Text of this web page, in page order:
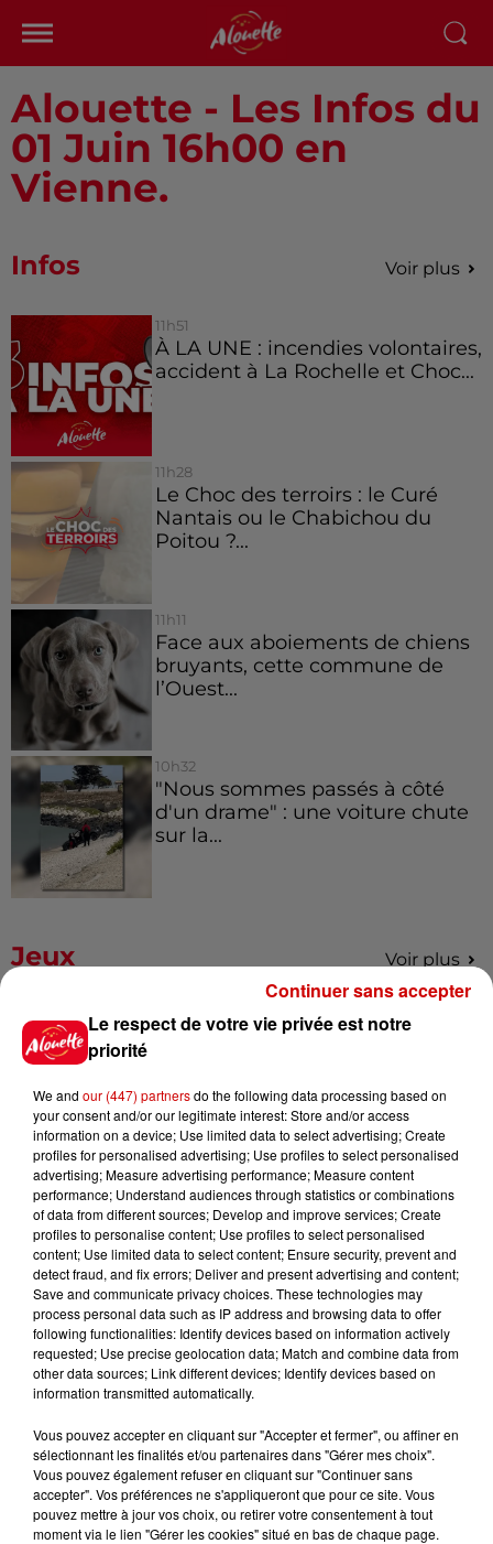
Alouette - Les Infos du
01 Juin 16h00 en
Vienne.
Infos Voir plus
11h51
À LA UNE : incendies volontaires,
accident à La Rochelle et Choc...
11h28
Le Choc des terroirs : le Curé
Nantais ou le Chabichou du
Poitou ?...
11h11
Face aux aboiements de chiens
bruyants, cette commune de
l’Ouest...
10h32
"Nous sommes passés à côté
d'un drame" : une voiture chute
sur la...
Jeux Voir plus
Gagnez vos places pour
l'événement Ride the Show à
Gagnez vos places pour le
festival Marché Gourmand 2026
à Coulon !
Le Duel - Gagnez vos entrées
pour l'un des zoos de nos
régions !
Destination Vacances - Gagnez
votre séjour en famille au cœur
de la...
Le respect de votre vie privée est notre
priorité
We and our (447) partnersdo the following data processing based on
your consent and/or our legitimate interest: Store and/or access
information on a device; Use limited data to select advertising; Create
profiles for personalised advertising; Use profiles to select personalised
advertising; Measure advertising performance; Measure content
performance; Understand audiences through statistics or combinations
of data from different sources; Develop and improve services; Create
profiles to personalise content; Use profiles to select personalised
content; Use limited data to select content; Ensure security, prevent and
detect fraud, and fix errors; Deliver and present advertising and content;
Save and communicate privacy choices. These technologies may
process personal data such as IP address and browsing data to offer
following functionalities: Identify devices based on information actively
requested; Use precise geolocation data; Match and combine data from
other data sources; Link different devices; Identify devices based on
information transmitted automatically.
Vous pouvez accepter en cliquant sur "Accepter et fermer", ou affiner en
sélectionnant les finalités et/ou partenaires dans "Gérer mes choix".
Vous pouvez également refuser en cliquant sur "Continuer sans
accepter". Vos préférences ne s'appliqueront que pour ce site. Vous
pouvez mettre à jour vos choix, ou retirer votre consentement à tout
moment via le lien "Gérer les cookies" situé en bas de chaque page.
Continuer sans accepter